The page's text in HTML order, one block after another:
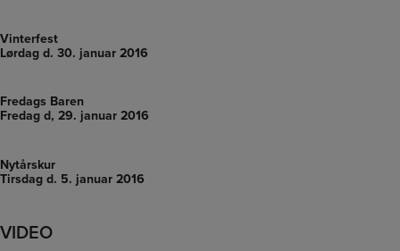
Vinterfest
Lørdag d. 30. januar 2016​
Fredags Baren
Fredag d, 29. januar 2016​
Nytårskur
Tirsdag d. 5. januar 2016
VIDEO